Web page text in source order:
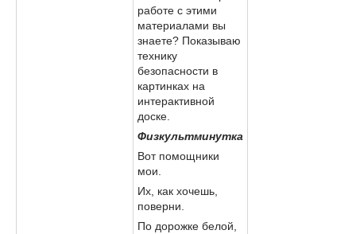
работе с этими
материалами вы
знаете? Показываю
технику
безопасности в
картинках на
интерактивной
доске.
Физкультминутка
Вот помощники
мои.
Их, как хочешь,
поверни.
По дорожке белой,